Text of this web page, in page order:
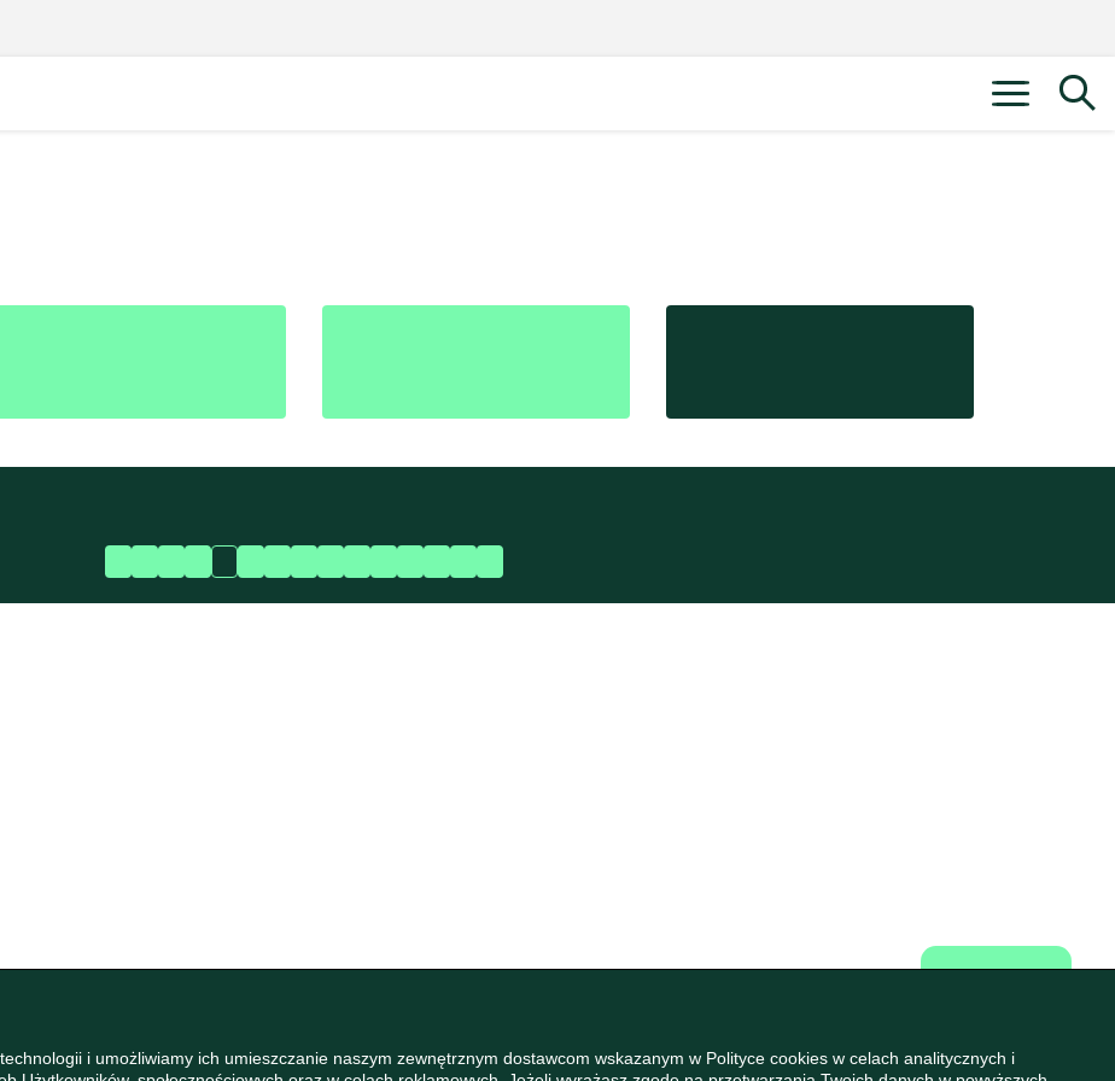
i umożliwiamy ich umieszczanie naszym zewnętrznym dostawcom wskazanym w Polityce cookies w celach analitycznych i